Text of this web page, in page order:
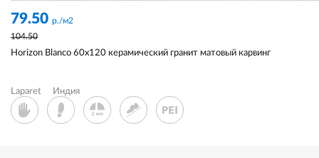
79.50 р./м2
104.50
Horizon Blanco 60x120 керамический гранит матовый карвинг
Laparet Индия